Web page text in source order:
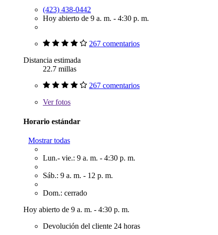
(423) 438-0442
Hoy abierto de 9 a. m. - 4:30 p. m.
267 comentarios
Distancia estimada
22.7 millas
267 comentarios
Verfotos
Horario estándar
Mostrar todas
Lun.- vie.: 9 a. m. - 4:30 p. m.
Sáb.: 9 a. m. - 12 p. m.
Dom.: cerrado
Hoy abierto de 9 a. m. - 4:30 p. m.
Devolución del cliente 24 horas